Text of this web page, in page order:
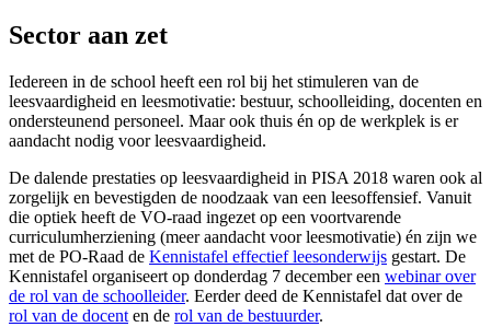
Sector aan zet
Iedereen in de school heeft een rol bij het stimuleren van de
leesvaardigheid en leesmotivatie: bestuur, schoolleiding, docenten en
ondersteunend personeel. Maar ook thuis én op de werkplek is er
aandacht nodig voor leesvaardigheid.
De dalende prestaties op leesvaardigheid in PISA 2018 waren ook al
zorgelijk en bevestigden de noodzaak van een leesoffensief. Vanuit
die optiek heeft de VO-raad ingezet op een voortvarende
curriculumherziening (meer aandacht voor leesmotivatie) én zijn we
met de PO-Raad de Kennistafel effectief leesonderwijs gestart. De
Kennistafel organiseert op donderdag 7 december een webinar over
de rol van de schoolleider. Eerder deed de Kennistafel dat over de
rol van de docent en de rol van de bestuurder.